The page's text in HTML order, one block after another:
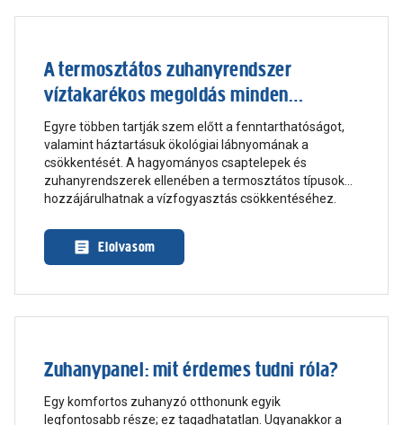
A termosztátos zuhanyrendszer
víztakarékos megoldás minden
fürdőszobába
Egyre többen tartják szem előtt a fenntarthatóságot,
valamint háztartásuk ökológiai lábnyomának a
csökkentését. A hagyományos csaptelepek és
zuhanyrendszerek ellenében a termosztátos típusok
hozzájárulhatnak a vízfogyasztás csökkentéséhez.
csaptelepeket és zuhanyrendszereket!
Elolvasom
Zuhanypanel: mit érdemes tudni róla?
Egy komfortos zuhanyzó otthonunk egyik
legfontosabb része; ez tagadhatatlan. Ugyanakkor a